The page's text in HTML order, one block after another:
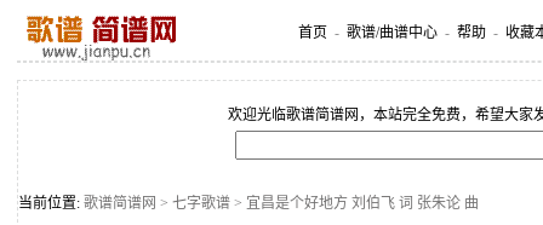
首页 - 歌谱/曲谱中心 - 帮助 - 收藏
欢迎光临歌谱简谱网，本站完全免费，希望大家
当前位置: 歌谱简谱网 > 七字歌谱 > 宜昌是个好地方 刘伯飞 词 张朱论 曲